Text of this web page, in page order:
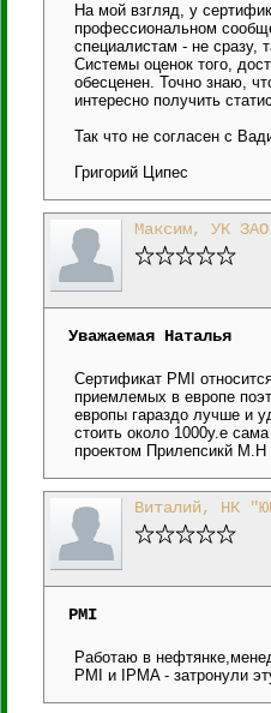
На мой взгляд, у
профессиональном
специалистам - не сразу,
Системы оценок того,
обесценен. Точно знаю,
интересно получить
Так что не согласен с
Григорий Ципес
Максим, УК
Уважаемая Наталья
Сертификат PMI
приемлемых в европе
европы гараздо лучше и
стоить около 1000у.е
проектом Прилепсикй М.Н
Виталий, НК
PMI
Работаю в
PMI и IPMA - затронули